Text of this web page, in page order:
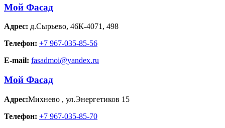
Мой Фасад
Адрес: д.Сырьево, 46К-4071, 498
Телефон: +7 967-035-85-56
E-mail: fasadmoi@yandex.ru
Мой Фасад
Адрес:Михнево , ул.Энергетиков 15
Телефон: +7 967-035-85-70